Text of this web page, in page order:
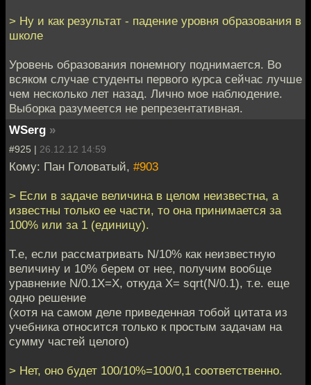
> Ну и как результат - падение уровня образования в
школе
Уровень образования понемногу поднимается. Во
всяком случае студенты первого курса сейчас лучше
чем несколько лет назад. Лично мое наблюдение.
Выборка разумеется не репрезентативная.
WSerg »
#925 | 26.12.12 14:59
Кому: Пан Головатый, #903
> Если в задаче величина в целом неизвестна, а
известны только ее части, то она принимается за
100% или за 1 (единицу).
Т.е, если рассматривать N/10% как неизвестную
величину и 10% берем от нее, получим вообще
уравнение N/0.1X=X, откуда X= sqrt(N/0.1), т.е. еще
одно решение
(хотя на самом деле приведенная тобой цитата из
учебника относится только к простым задачам на
сумму частей целого)
> Нет, оно будет 100/10%=100/0,1 соответственно.